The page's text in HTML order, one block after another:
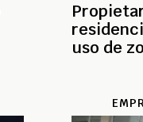
uso de